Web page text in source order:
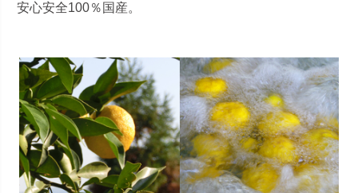
安心安全100％国産。